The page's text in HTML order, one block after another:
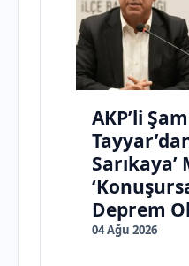
AKP’li
Sarıkaya’
Deprem
04 Ağu 2026